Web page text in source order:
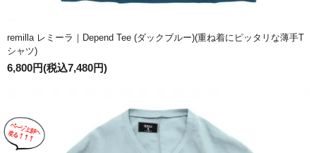
remilla レミーラ｜Depend Tee (ダックブルー)(重ね着にピッタリな薄手T
シャツ)
6,800円(税込7,480円)